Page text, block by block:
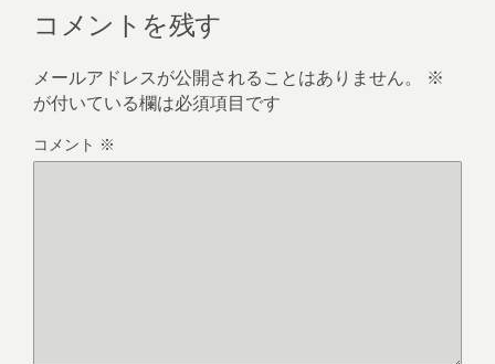
コメントを残す
メールアドレスが公開されることはありません。
※
が付いている欄は必須項目です
コメント ※